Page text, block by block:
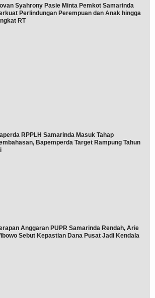
Syahrony Pasie Minta Pemkot Samarinda
Perlindungan Perempuan dan Anak hingga
RT
RPPLH Samarinda Masuk Tahap
Bapemperda Target Rampung Tahun
Anggaran PUPR Samarinda Rendah, Arie
Sebut Kepastian Dana Pusat Jadi Kendala